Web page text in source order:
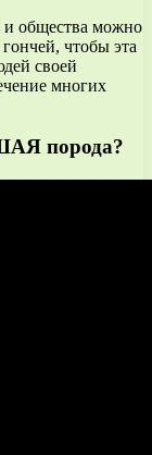
и общества можно
чтобы эта
своей
многих
порода?